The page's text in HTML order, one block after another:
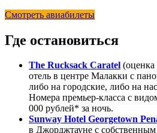
Смотреть авиабилеты
Где остановиться
The Rucksack Caratel
отель в центре Малакки с
либо на городские, либо на
Номера премьер-класса с
000 рублей* за ночь.
Sunway Hotel Georgetown
в Джорджтауне с